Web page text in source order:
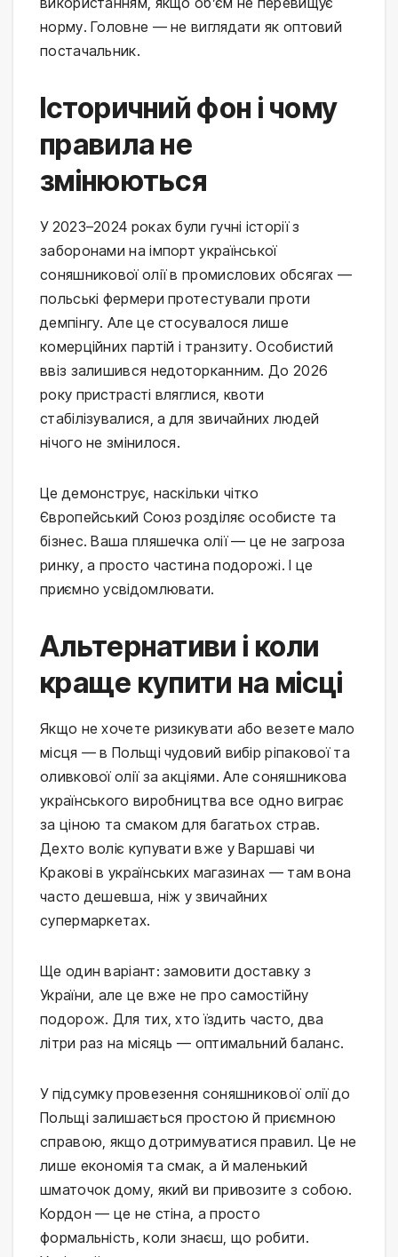
норму. Головне — не виглядати як оптовий
постачальник.
Історичний фон і чому
правила не
змінюються
У 2023–2024 роках були гучні історії з
заборонами на імпорт української
соняшникової олії в промислових обсягах —
польські фермери протестували проти
демпінгу. Але це стосувалося лише
комерційних партій і транзиту. Особистий
ввіз залишився недоторканним. До 2026
року пристрасті вляглися, квоти
стабілізувалися, а для звичайних людей
нічого не змінилося.
Це демонструє, наскільки чітко
Європейський Союз розділяє особисте та
бізнес. Ваша пляшечка олії — це не загроза
ринку, а просто частина подорожі. І це
приємно усвідомлювати.
Альтернативи і коли
краще купити на місці
Якщо не хочете ризикувати або везете мало
місця — в Польщі чудовий вибір ріпакової та
оливкової олії за акціями. Але соняшникова
українського виробництва все одно виграє
за ціною та смаком для багатьох страв.
Дехто воліє купувати вже у Варшаві чи
Кракові в українських магазинах — там вона
часто дешевша, ніж у звичайних
супермаркетах.
Ще один варіант: замовити доставку з
України, але це вже не про самостійну
подорож. Для тих, хто їздить часто, два
літри раз на місяць — оптимальний баланс.
У підсумку провезення соняшникової олії до
Польщі залишається простою й приємною
справою, якщо дотримуватися правил. Це не
лише економія та смак, а й маленький
шматочок дому, який ви привозите з собою.
Кордон — це не стіна, а просто
формальність, коли знаєш, що робити.